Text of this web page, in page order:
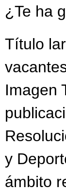
¿Te ha
Título
Imagen
y
ámbito